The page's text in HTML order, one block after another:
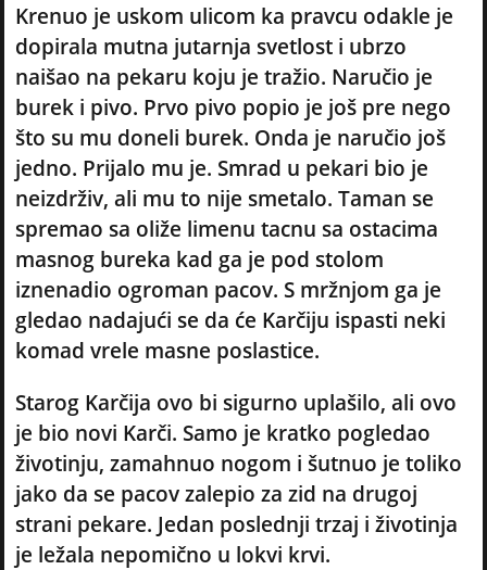
Krenuo je uskom ulicom ka pravcu odakle je
dopirala mutna jutarnja svetlost i ubrzo
naišao na pekaru koju je tražio. Naručio je
burek i pivo. Prvo pivo popio je još pre nego
što su mu doneli burek. Onda je naručio još
jedno. Prijalo mu je. Smrad u pekari bio je
neizdrživ, ali mu to nije smetalo. Taman se
spremao sa oliže limenu tacnu sa ostacima
masnog bureka kad ga je pod stolom
iznenadio ogroman pacov. S mržnjom ga je
gledao nadajući se da će Karčiju ispasti neki
komad vrele masne poslastice.
Starog Karčija ovo bi sigurno uplašilo, ali ovo
je bio novi Karči. Samo je kratko pogledao
životinju, zamahnuo nogom i šutnuo je toliko
jako da se pacov zalepio za zid na drugoj
strani pekare. Jedan poslednji trzaj i životinja
je ležala nepomično u lokvi krvi.